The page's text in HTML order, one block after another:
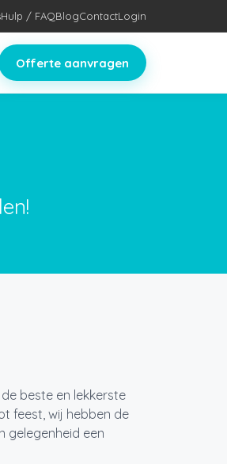
Hulp / FAQBlogContactLogin
Offerte aanvragen
beste en lekkerste
feest, wij hebben de
gelegenheid een